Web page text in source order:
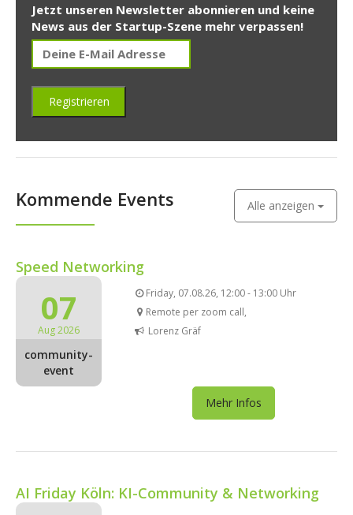
Jetzt unseren Newsletter abonnieren und keine
News aus der Startup-Szene mehr verpassen!
Kommende Events Alle anzeigen
Speed Networking
07
Aug 2026
community-
event
Friday, 07.08.26, 12:00 - 13:00 Uhr
Remote per zoom call,
Lorenz Gräf
Mehr Infos
AI Friday Köln: KI-Community & Networking